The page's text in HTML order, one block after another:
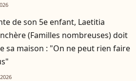
de son 5e enfant, Laetitia
(Familles nombreuses) doit
sa maison : "On ne peut rien faire